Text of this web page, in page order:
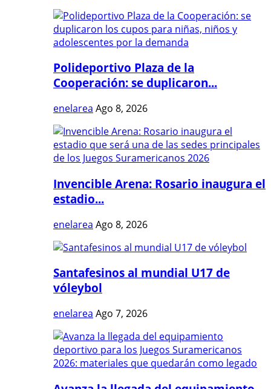
Polideportivo Plaza de la
Cooperación: se duplicaron...
enelarea Ago 8, 2026
Invencible Arena: Rosario inaugura el
estadio...
enelarea Ago 8, 2026
Santafesinos al mundial U17 de
vóleybol
enelarea Ago 7, 2026